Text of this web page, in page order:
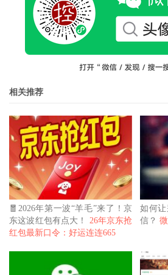
相关推荐
🧧2026年第一波“羊毛”来了！京
东这波红包有点大！ 26年京东抢
红包最新口令：好运连连665
如何
信？